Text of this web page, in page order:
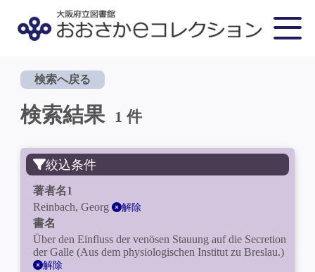
検索へ戻る
検索結果 1 件
絞込条件
著者名1
Reinbach, Georg
解除
書名
Über den Einfluss der venösen Stauung auf die Secretion
der Galle (Aus dem physiologischen Institut zu Breslau.)
解除